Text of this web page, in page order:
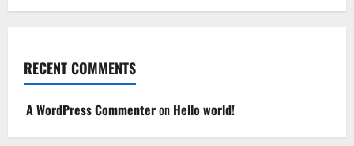
RECENT COMMENTS
A WordPress Commenteron Hello world!